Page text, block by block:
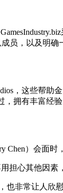
员，以及明确
，这些帮助
，拥有丰富经验
Chen）会面时
担心其他因
，也非常让人